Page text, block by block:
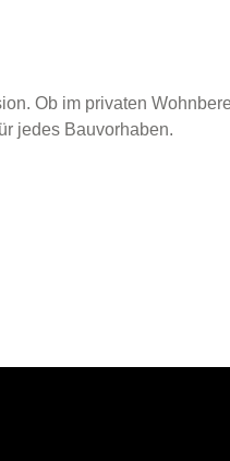
Ob im privaten
jedes Bauvorhaben.